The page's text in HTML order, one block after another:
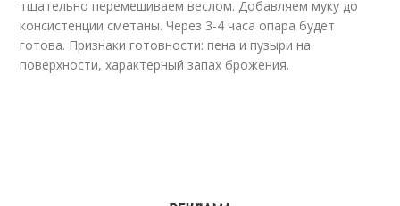
тщательно перемешиваем веслом. Добавляем муку до
консистенции сметаны. Через 3-4 часа опара будет
готова. Признаки готовности: пена и пузыри на
поверхности, характерный запах брожения.